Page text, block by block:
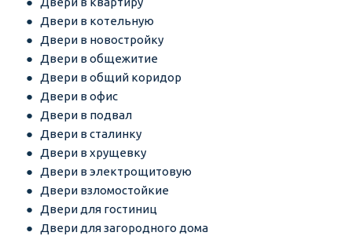
Двери в котельную
Двери в новостройку
Двери в общежитие
Двери в общий коридор
Двери в офис
Двери в подвал
Двери в сталинку
Двери в хрущевку
Двери в электрощитовую
Двери взломостойкие
Двери для гостиниц
Двери для загородного дома